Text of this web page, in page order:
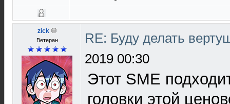
zick
Ветеран
RE: Буду делать
2019 00:30
Этот SME
головки этой